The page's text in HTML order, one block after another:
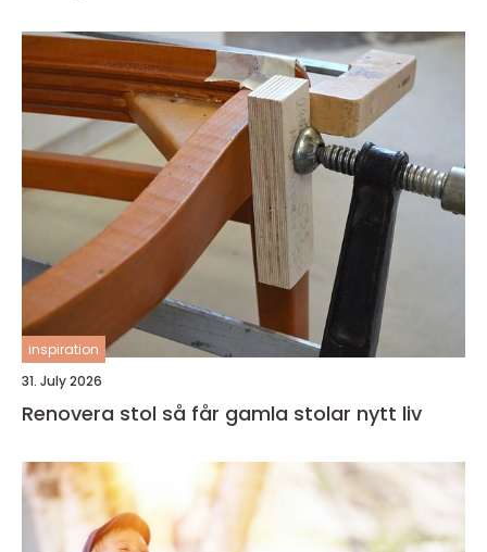
inspiration
31. July 2026
Renovera stol så får gamla stolar nytt liv